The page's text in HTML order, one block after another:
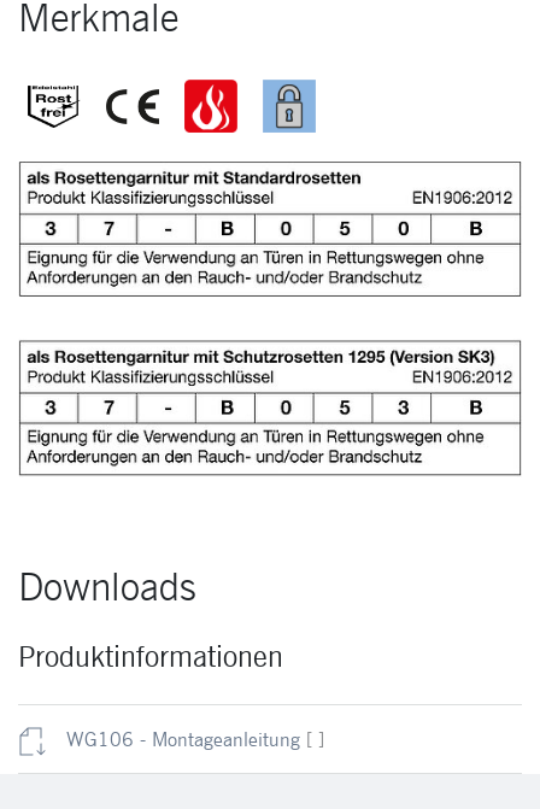
Merkmale
Downloads
Produktinformationen
WG106 - Montageanleitung [ ]